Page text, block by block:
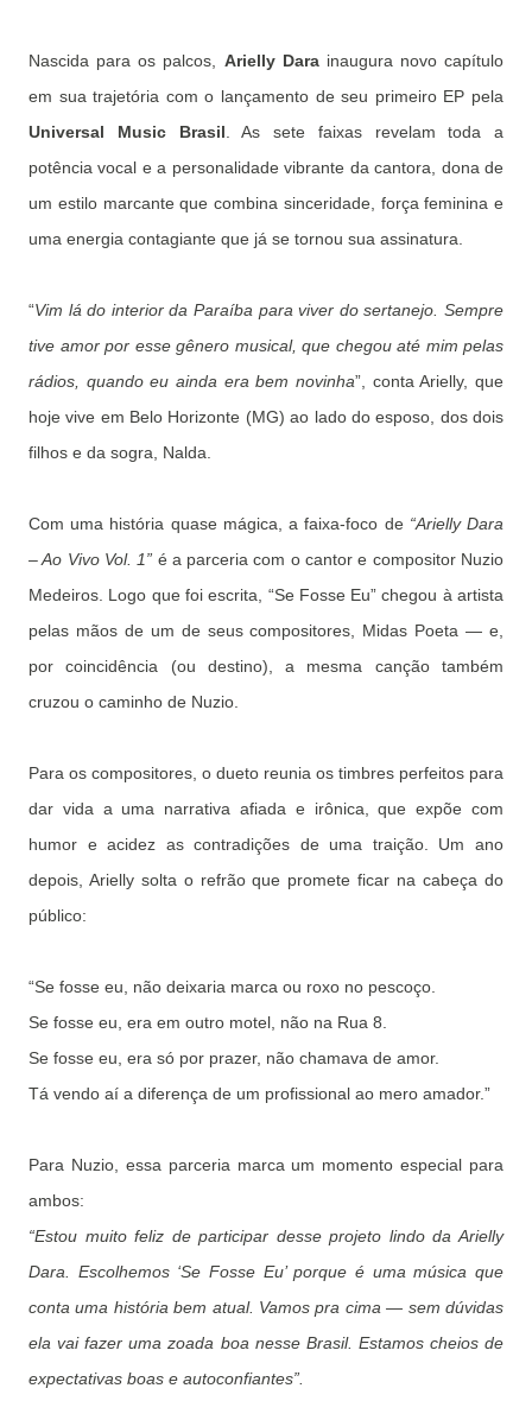
Nascida para os palcos, Arielly Darainaugura novo capítulo
em sua trajetória com o lançamento de seu primeiro EP pela
Universal Music Brasil . As sete faixas revelam toda a
potência vocal e a personalidade vibrante da cantora, dona de
um estilo marcante que combina sinceridade, força feminina e
uma energia contagiante que já se tornou sua assinatura.
“Vim lá do interior da Paraíba para viver do sertanejo. Sempre
tive amor por esse gênero musical, que chegou até mim pelas
rádios, quando eu ainda era bem novinha”, conta Arielly, que
hoje vive em Belo Horizonte (MG) ao lado do esposo, dos dois
filhos e da sogra, Nalda.
Com uma história quase mágica, a faixa-foco de“Arielly Dara
– Ao Vivo Vol. 1” é a parceria com o cantor e compositor Nuzio
Medeiros. Logo que foi escrita, “Se Fosse Eu” chegou à artista
pelas mãos de um de seus compositores, Midas Poeta — e,
por coincidência (ou destino), a mesma canção também
cruzou o caminho de Nuzio.
Para os compositores, o dueto reunia os timbres perfeitos para
dar vida a uma narrativa afiada e irônica, que expõe com
humor e acidez as contradições de uma traição. Um ano
depois, Arielly solta o refrão que promete ficar na cabeça do
público:
“Se fosse eu, não deixaria marca ou roxo no pescoço.
Se fosse eu, era em outro motel, não na Rua 8.
Se fosse eu, era só por prazer, não chamava de amor.
Tá vendo aí a diferença de um profissional ao mero amador.”
Para Nuzio, essa parceria marca um momento especial para
ambos:
“Estou muito feliz de participar desse projeto lindo da Arielly
Dara. Escolhemos ‘Se Fosse Eu’ porque é uma música que
conta uma história bem atual. Vamos pra cima — sem dúvidas
ela vai fazer uma zoada boa nesse Brasil. Estamos cheios de
expectativas boas e autoconfiantes”.